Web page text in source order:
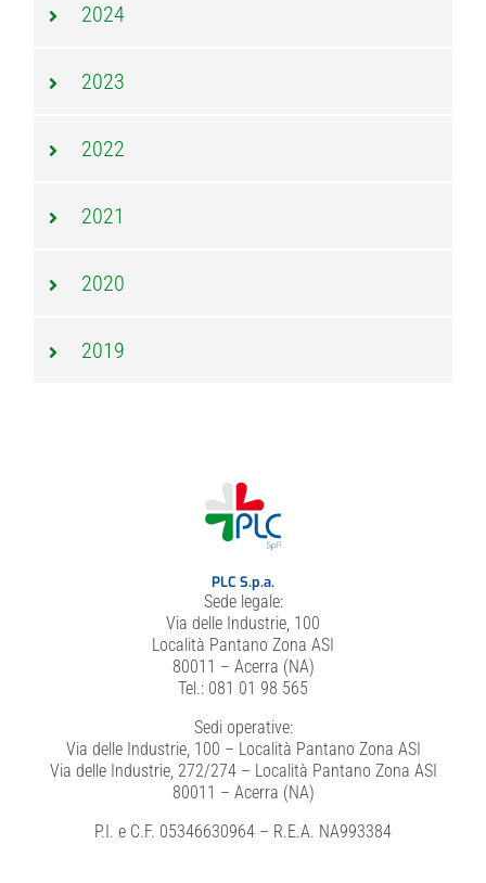
2024
2023
2022
2021
2020
2019
PLC S.p.a.
Sede legale:
Via delle Industrie, 100
Località Pantano Zona ASI
80011 – Acerra (NA)
Tel.: 081 01 98 565
Sedi operative:
Via delle Industrie, 100 – Località Pantano Zona ASI
Via delle Industrie, 272/274 – Località Pantano Zona ASI
80011 – Acerra (NA)
P.I. e C.F. 05346630964 – R.E.A. NA993384